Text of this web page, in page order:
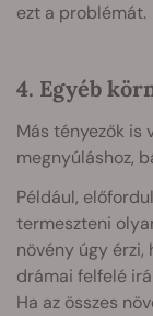
ezt a problémát.
4. Egyéb
Más tényezők is
megnyúláshoz,
Például,
termeszteni
növény úgy érzi,
drámai felfelé
Ha az összes